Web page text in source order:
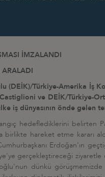
İMZALANDI
(DEİK)/Türkiye-Amerika İş
ve DEİK/Türkiye-
iş dünyasının önde
hedeflediklerini belirten
birlikte hareket etme kararı
Erdoğan'ın
gerçekleştireceği ziyaretle
dünkü